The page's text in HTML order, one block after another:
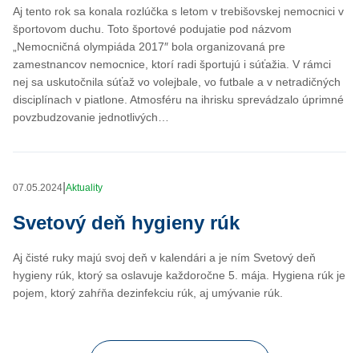
Aj tento rok sa konala rozlúčka s letom v trebišovskej nemocnici v
športovom duchu. Toto športové podujatie pod názvom
„Nemocničná olympiáda 2017″ bola organizovaná pre
zamestnancov nemocnice, ktorí radi športujú i súťažia. V rámci
nej sa uskutočnila súťaž vo volejbale, vo futbale a v netradičných
disciplínach v piatlone. Atmosféru na ihrisku sprevádzalo úprimné
povzbudzovanie jednotlivých…
07.05.2024 Aktuality
Svetový deň hygieny rúk
Aj čisté ruky majú svoj deň v kalendári a je ním Svetový deň
hygieny rúk, ktorý sa oslavuje každoročne 5. mája. Hygiena rúk je
pojem, ktorý zahŕňa dezinfekciu rúk, aj umývanie rúk.